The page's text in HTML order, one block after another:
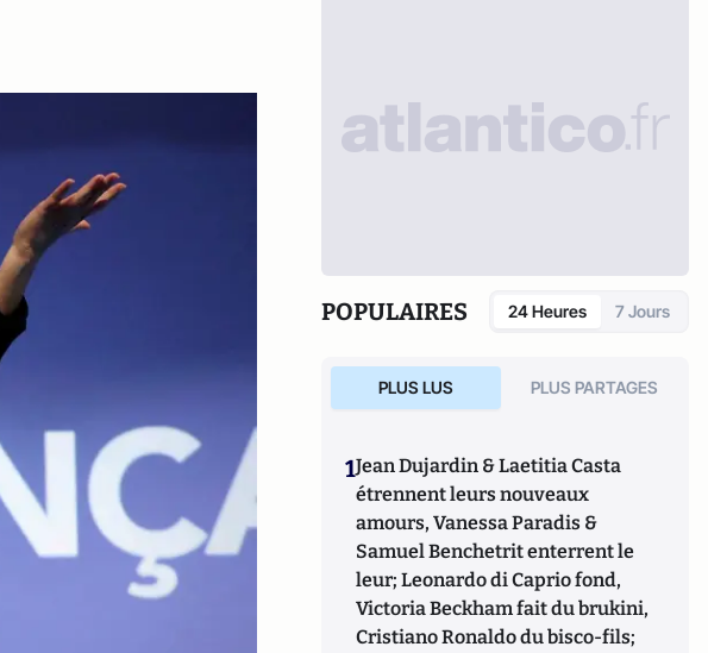
POPULAIRES 24 Heures 7 Jours
PLUS LUS PLUS PARTAGES
1Jean Dujardin & Laetitia Casta
étrennent leurs nouveaux
amours, Vanessa Paradis &
Samuel Benchetrit enterrent le
leur; Leonardo di Caprio fond,
Victoria Beckham fait du brukini,
Cristiano Ronaldo du bisco-fils;